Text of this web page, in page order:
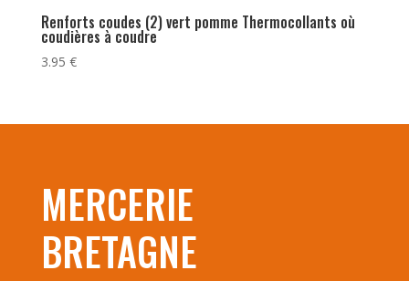
Renforts coudes (2) vert pomme Thermocollants où
coudières à coudre
3.95 €
MERCERIE
BRETAGNE